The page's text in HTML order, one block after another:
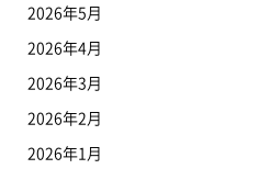
2026年5月
2026年4月
2026年3月
2026年2月
2026年1月